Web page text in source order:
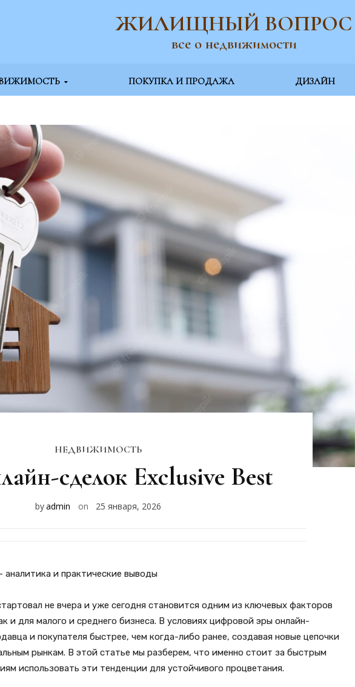
ЖИЛИЩНЫЙ ВОПРОС
все о недвижимости
ПОКУПКА И ПРОДАЖА ДИЗАЙН
НЕДВИЖИМОСТЬ
сделок Exclusive Best
byadmin on 25 января, 2026
и практические выводы
не вчера и уже сегодня становится одним из ключевых факторов
и для малого и среднего бизнеса. В условиях цифровой эры онлайн-
и покупателя быстрее, чем когда-либо ранее, создавая новые цепочки
рынкам. В этой статье мы разберем, что именно стоит за быстрым
использовать эти тенденции для устойчивого процветания.